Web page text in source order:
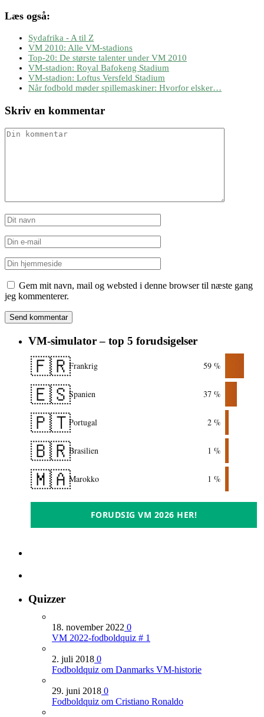
Læs også:
Sydafrika - A til Z
VM 2010: Alle VM-stadions
Top-20: De største talenter under VM 2010
VM-stadion: Royal Bafokeng Stadium
VM-stadion: Loftus Versfeld Stadium
Når fodbold møder spillemaskiner: Hvorfor elsker…
Skriv en kommentar
Gem mit navn, mail og websted i denne browser til næste gang
jeg kommenterer.
VM-simulator – top 5 forudsigelser
🇫🇷Frankrig 59 %
🇪🇸Spanien 37 %
🇵🇹Portugal 2 %
🇧🇷Brasilien 1 %
🇲🇦Marokko 1 %
FORUDSIG VM 2026 HER!
Quizzer
18. november 2022 0
VM 2022-fodboldquiz # 1
2. juli 2018 0
Fodboldquiz om Danmarks VM-historie
29. juni 2018 0
Fodboldquiz om Cristiano Ronaldo